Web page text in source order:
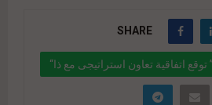
SHARE
“جسور للتطوير” توقع اتفاقية تعاون استراتيجى مع ذا
ريالتورز “The Realtors “